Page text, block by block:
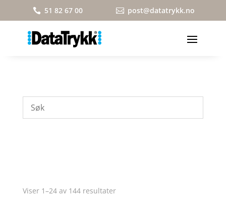
 51 82 67 00  post@datatrykk.no
Viser 1–24 av 144 resultater